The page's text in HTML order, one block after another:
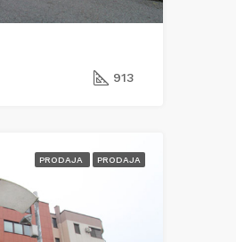
913
PRODAJA PRODAJA